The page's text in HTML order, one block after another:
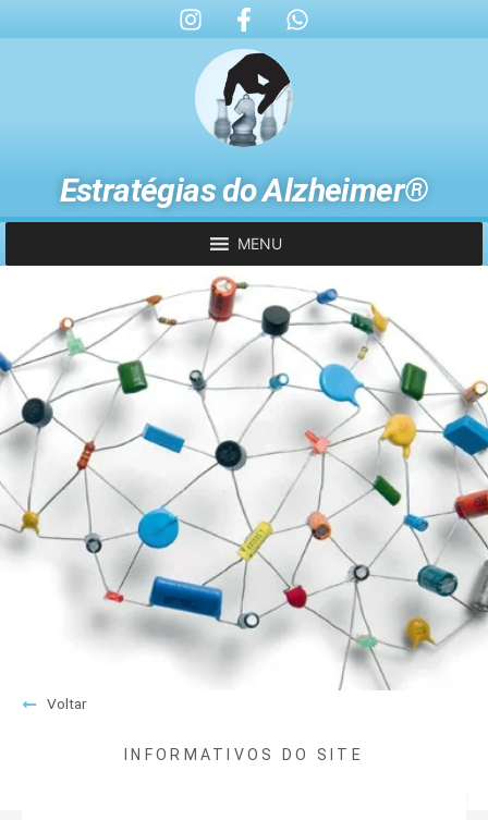
Estratégias do Alzheimer®
MENU
Voltar
INFORMATIVOS DO SITE